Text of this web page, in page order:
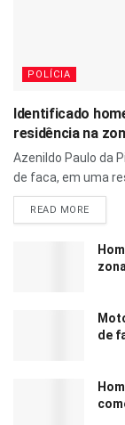
POLÍCIA
Identificado
residência na
Azenildo Paulo da
de faca, em uma
READ MORE
de